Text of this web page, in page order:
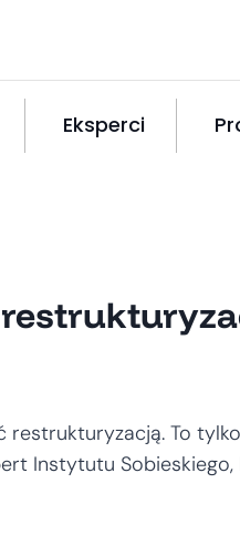
Eksperci
To
Instytutu Sobieskiego,